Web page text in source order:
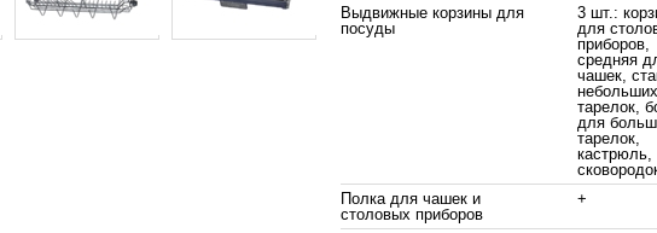
Выдвижные корзины для
посуды
3 шт.:
для
приборов,
средняя
чашек,
небольших
тарелок,
для
тарелок,
кастрюль,
Полка для чашек и
столовых приборов
+